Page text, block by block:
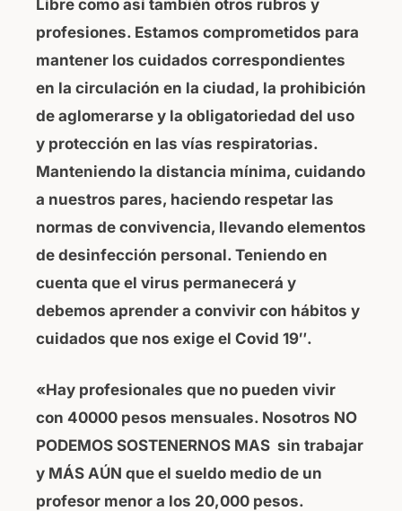
Libre como así también otros rubros y
profesiones. Estamos comprometidos para
mantener los cuidados correspondientes
en la circulación en la ciudad, la prohibición
de aglomerarse y la obligatoriedad del uso
y protección en las vías respiratorias.
Manteniendo la distancia mínima, cuidando
a nuestros pares, haciendo respetar las
normas de convivencia, llevando elementos
de desinfección personal. Teniendo en
cuenta que el virus permanecerá y
debemos aprender a convivir con hábitos y
cuidados que nos exige el Covid 19″.
«Hay profesionales que no pueden vivir
con 40000 pesos mensuales. Nosotros NO
PODEMOS SOSTENERNOS MAS sin trabajar
y MÁS AÚN que el sueldo medio de un
profesor menor a los 20,000 pesos.